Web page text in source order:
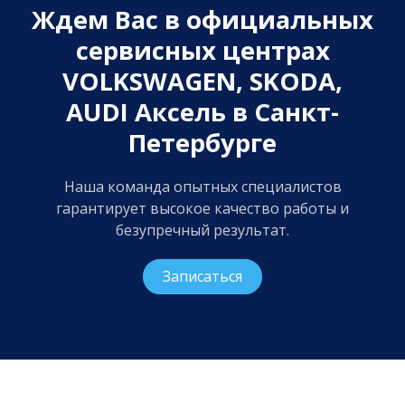
Ждем Вас в официальных
сервисных центрах
VOLKSWAGEN, SKODA,
AUDI Аксель в Санкт-
Петербурге
Наша команда опытных специалистов
гарантирует высокое качество работы и
безупречный результат.
Записаться